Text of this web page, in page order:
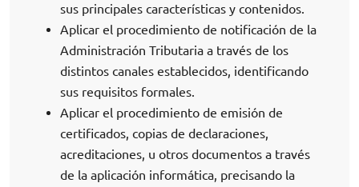
sus principales características y contenidos.
Aplicar el procedimiento de notificación de la
Administración Tributaria a través de los
distintos canales establecidos, identificando
sus requisitos formales.
Aplicar el procedimiento de emisión de
certificados, copias de declaraciones,
acreditaciones, u otros documentos a través
de la aplicación informática, precisando la